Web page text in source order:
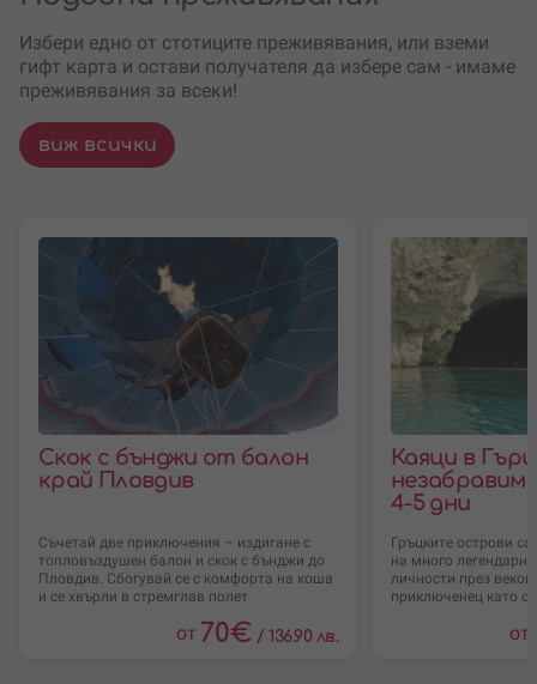
Избери едно от стотиците преживявания, или вземи
гифт карта и остави получателя да избере сам - имаме
преживявания за всеки!
виж всички
Скок с бънджи от балон
край Пловдив
Съчетай две приключения – издигане с
топловъздушен балон и скок с бънджи до
Пловдив. Сбогувай се с комфорта на коша
и се хвърли в стремглав полет
от 70€ / 136.90 лв.
Каяци в
незабравим
4-5 дни
Гръцките острови
на много
личности през
приключенец като
от